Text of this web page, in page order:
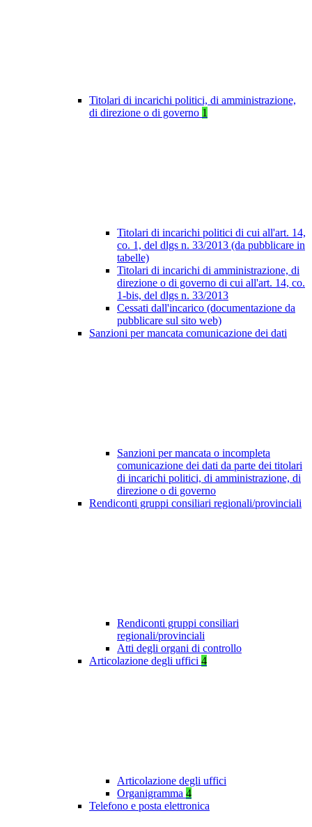
Titolari di incarichi politici, di amministrazione,
di direzione o di governo 1
Titolari di incarichi politici di cui all'art. 14,
co. 1, del dlgs n. 33/2013 (da pubblicare in
tabelle)
Titolari di incarichi di amministrazione, di
direzione o di governo di cui all'art. 14, co.
1-bis, del dlgs n. 33/2013
Cessati dall'incarico (documentazione da
pubblicare sul sito web)
Sanzioni per mancata comunicazione dei dati
Sanzioni per mancata o incompleta
comunicazione dei dati da parte dei titolari
di incarichi politici, di amministrazione, di
direzione o di governo
Rendiconti gruppi consiliari regionali/provinciali
Rendiconti gruppi consiliari
regionali/provinciali
Atti degli organi di controllo
Articolazione degli uffici 4
Articolazione degli uffici
Organigramma 4
Telefono e posta elettronica